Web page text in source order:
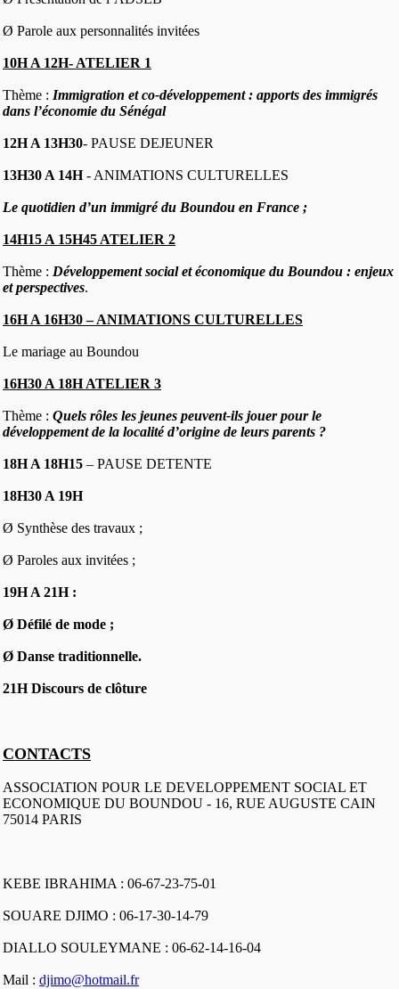
Ø Parole aux personnalités invitées
10H A 12H- ATELIER 1
Thème : Immigration et co-développement : apports des immigrés
dans l’économie du Sénégal
12H A 13H30- PAUSE DEJEUNER
13H30 A 14H- ANIMATIONS CULTURELLES
Le quotidien d’un immigré du Boundou en France ;
14H15 A 15H45 ATELIER 2
Thème : Développement social et économique du Boundou : enjeux
et perspectives.
16H A 16H30 – ANIMATIONS CULTURELLES
Le mariage au Boundou
16H30 A 18H ATELIER 3
Thème : Quels rôles les jeunes peuvent-ils jouer pour le
développement de la localité d’origine de leurs parents ?
18H A 18H15 – PAUSE DETENTE
18H30 A 19H
Ø Synthèse des travaux ;
Ø Paroles aux invitées ;
19H A 21H :
Ø Défilé de mode ;
Ø Danse traditionnelle.
21H Discours de clôture
CONTACTS
ASSOCIATION POUR LE DEVELOPPEMENT SOCIAL ET
ECONOMIQUE DU BOUNDOU - 16, RUE AUGUSTE CAIN
75014 PARIS
KEBE IBRAHIMA : 06-67-23-75-01
SOUARE DJIMO : 06-17-30-14-79
DIALLO SOULEYMANE : 06-62-14-16-04
Mail : djimo@hotmail.fr